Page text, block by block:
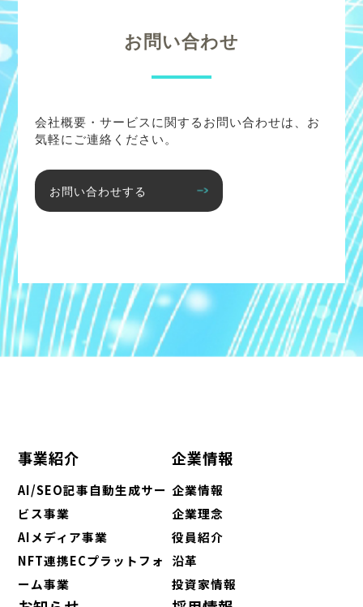
お問い合わせ
会社概要・サービスに関するお問い合わせは、お
気軽にご連絡ください。
お問い合わせする
事業紹介
AI/SEO記事自動生成サー
ビス事業
AIメディア事業
NFT連携ECプラットフォ
ーム事業
企業情報
企業情報
企業理念
役員紹介
沿革
投資家情報